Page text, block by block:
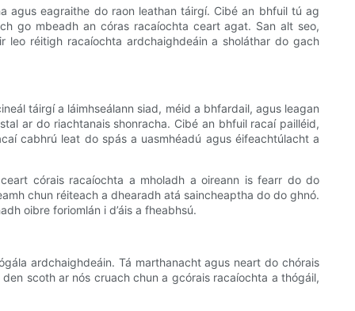
agus eagraithe do raon leathan táirgí. Cibé an bhfuil tú ag
go mbeadh an córas racaíochta ceart agat. San alt seo,
réitigh racaíochta ardchaighdeáin a sholáthar do gach
táirgí a láimhseálann siad, méid a bhfardail, agus leagan
ar do riachtanais shonracha. Cibé an bhfuil racaí pailléid,
cabhrú leat do spás a uasmhéadú agus éifeachtúlacht a
córais racaíochta a mholadh a oireann is fearr do do
chun réiteach a dhearadh atá saincheaptha do do ghnó.
oibre foriomlán i d’áis a fheabhsú.
ardchaighdeáin. Tá marthanacht agus neart do chórais
scoth ar nós cruach chun a gcórais racaíochta a thógáil,